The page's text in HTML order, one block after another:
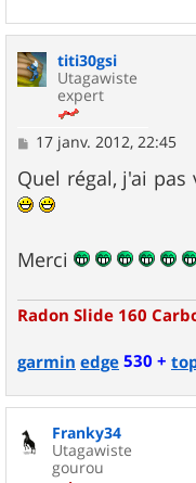
titi30gsi
Utagawiste
expert
M
s
s
a
17 janv. 2012, 22:45
Quel régal, j'ai
Merci
Radon Slide 160
garmin edge530 +
Franky34
Utagawiste
gourou